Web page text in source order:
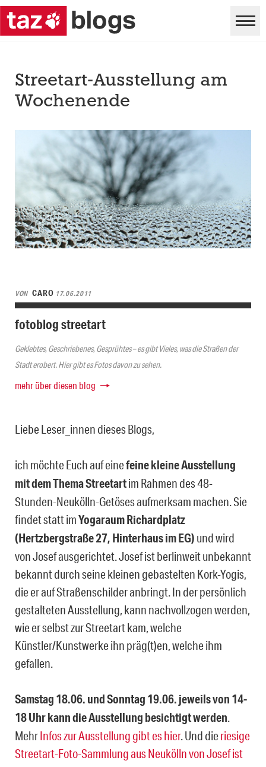
Streetart-Ausstellung am
Wochenende
VON CARO 17.06.2011
fotoblog streetart
Geklebtes, Geschriebenes, Gesprühtes – es gibt Vieles, was die Straßen der
Stadt erobert. Hier gibt es Fotos davon zu sehen.
mehr über diesen blog
Liebe Leser_innen dieses Blogs,
ich möchte Euch auf einefeine kleine Ausstellung
mit dem Thema Streetartim Rahmen des 48-
Stunden-Neukölln-Getöses aufmerksam machen. Sie
findet statt imYogaraum Richardplatz
(Hertzbergstraße 27, Hinterhaus im EG) und wird
von Josef ausgerichtet. Josef ist berlinweit unbekannt
bekannt durch seine kleinen gebastelten Kork-Yogis,
die er auf Straßenschilder anbringt. In der persönlich
gestalteten Ausstellung, kann nachvollzogen werden,
wie er selbst zur Streetart kam, welche
Künstler/Kunstwerke ihn präg(t)en, welche ihm
gefallen.
Samstag 18.06. und Sonntag 19.06. jeweils von 14-
18 Uhr kann die Ausstellung besichtigt werden.
MehrInfos zur Ausstellung gibt es hier. Und dieriesige
Streetart-Foto-Sammlung aus Neukölln von Josef ist